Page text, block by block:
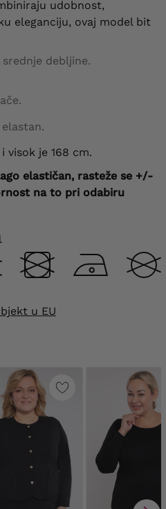
udobnost,
eleganciju, ovaj model bit
debljine.
visok je 168 cm.
elastičan, rasteže se +/-
na to pri odabiru
u EU